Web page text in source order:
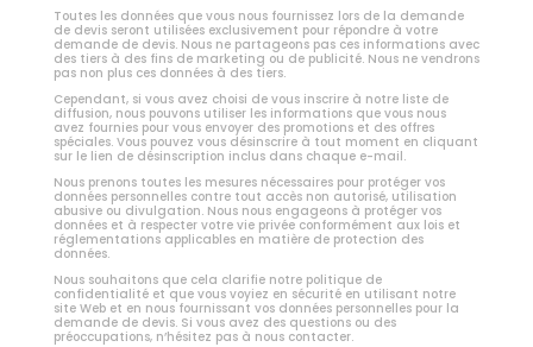
Toutes les données que vous nous fournissez lors de la demande
de devis seront utilisées exclusivement pour répondre à votre
demande de devis. Nous ne partageons pas ces informations avec
des tiers à des fins de marketing ou de publicité. Nous ne vendrons
pas non plus ces données à des tiers.
Cependant, si vous avez choisi de vous inscrire à notre liste de
diffusion, nous pouvons utiliser les informations que vous nous
avez fournies pour vous envoyer des promotions et des offres
spéciales. Vous pouvez vous désinscrire à tout moment en cliquant
sur le lien de désinscription inclus dans chaque e-mail.
Nous prenons toutes les mesures nécessaires pour protéger vos
données personnelles contre tout accès non autorisé, utilisation
abusive ou divulgation. Nous nous engageons à protéger vos
données et à respecter votre vie privée conformément aux lois et
réglementations applicables en matière de protection des
données.
Nous souhaitons que cela clarifie notre politique de
confidentialité et que vous voyiez en sécurité en utilisant notre
site Web et en nous fournissant vos données personnelles pour la
demande de devis. Si vous avez des questions ou des
préoccupations, n’hésitez pas à nous contacter.